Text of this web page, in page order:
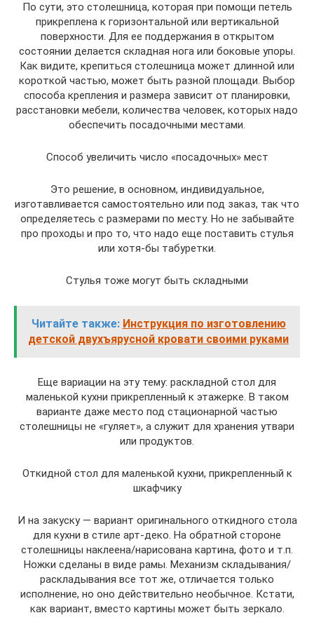
По сути, это столешница, которая при помощи петель
прикреплена к горизонтальной или вертикальной
поверхности. Для ее поддержания в открытом
состоянии делается складная нога или боковые упоры.
Как видите, крепиться столешница может длинной или
короткой частью, может быть разной площади. Выбор
способа крепления и размера зависит от планировки,
расстановки мебели, количества человек, которых надо
обеспечить посадочными местами.
Способ увеличить число «посадочных» мест
Это решение, в основном, индивидуальное,
изготавливается самостоятельно или под заказ, так что
определяетесь с размерами по месту. Но не забывайте
про проходы и про то, что надо еще поставить стулья
или хотя-бы табуретки.
Стулья тоже могут быть складными
Читайте также: Инструкция по изготовлению
детской двухъярусной кровати своими руками
Еще вариации на эту тему: раскладной стол для
маленькой кухни прикрепленный к этажерке. В таком
варианте даже место под стационарной частью
столешницы не «гуляет», а служит для хранения утвари
или продуктов.
Откидной стол для маленькой кухни, прикрепленный к
шкафчику
И на закуску — вариант оригинального откидного стола
для кухни в стиле арт-деко. На обратной стороне
столешницы наклеена/нарисована картина, фото и т.п.
Ножки сделаны в виде рамы. Механизм складывания/
раскладывания все тот же, отличается только
исполнение, но оно действительно необычное. Кстати,
как вариант, вместо картины может быть зеркало.